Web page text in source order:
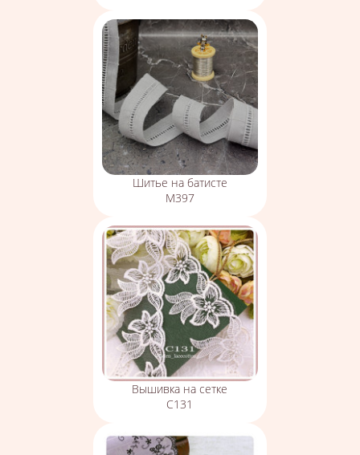
Шитье на батисте
М397
Вышивка на сетке
С131